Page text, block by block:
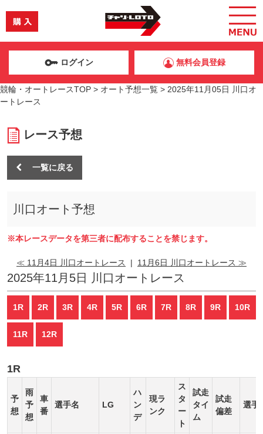
ログイン 無料会員登録
競輪・オートレースTOP > オート予想一覧 > 2025年11月05日 川口オ
ートレース
レース予想
一覧に戻る
川口オート予想
※本レースデータを第三者に配布することを禁じます。
≪ 11月4日 川口オートレース | 11月6日 川口オートレース ≫
2025年11月5日 川口オートレース
1R 2R 3R 4R 5R 6R 7R 8R 9R 10R
11R 12R
1R
予
想
雨
予
想
車
番
選手名 LG
ハ
ン
デ
現ラ
ンク
ス
タ
ー
ト
試走
タイ
ム
試走
偏差
選手